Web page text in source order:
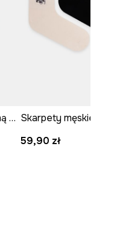
Skarpety męskie z bawełną z motywem zwierzęcym 2-pack
59,90 zł